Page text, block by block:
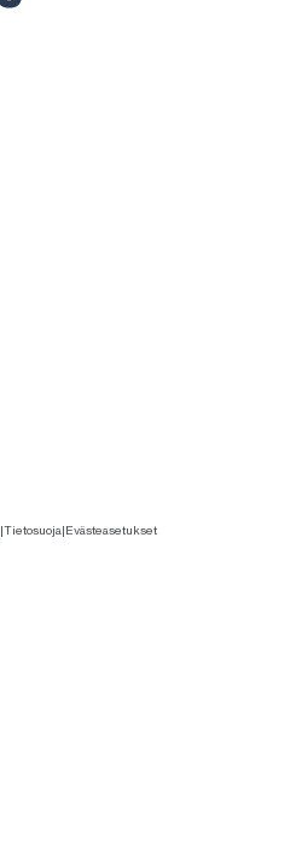
|Tietosuoja|Evästeasetukset